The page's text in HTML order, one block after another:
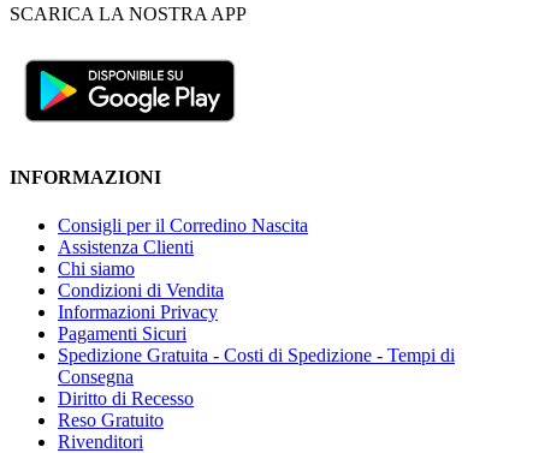
SCARICA LA NOSTRA APP
INFORMAZIONI
Consigli per il Corredino Nascita
Assistenza Clienti
Chi siamo
Condizioni di Vendita
Informazioni Privacy
Pagamenti Sicuri
Spedizione Gratuita - Costi di Spedizione - Tempi di
Consegna
Diritto di Recesso
Reso Gratuito
Rivenditori